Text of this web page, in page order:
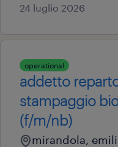
24 luglio 2026
operational
addetto
stampaggio
(f/m/nb)
mirandola,